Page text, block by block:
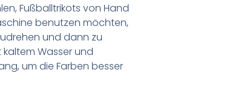
Fußballtrikots von Hand
benutzen möchten,
und dann zu
kaltem Wasser und
um die Farben besser